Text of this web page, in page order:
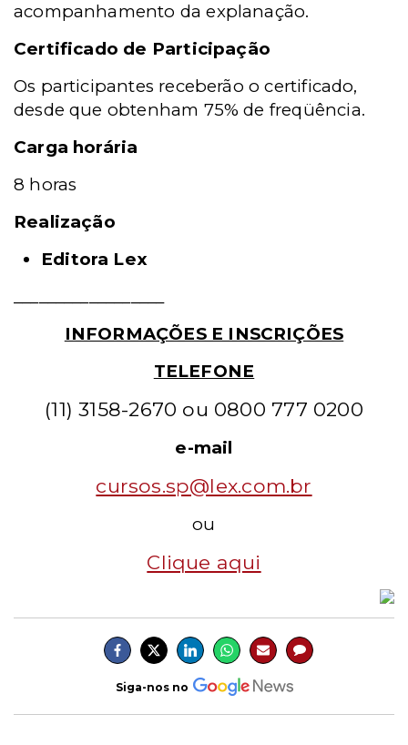
acompanhamento da explanação.
Certificado de Participação
Os participantes receberão o certificado,
desde que obtenham 75% de freqüência.
Carga horária
8 horas
Realização
Editora Lex
INFORMAÇÕES E INSCRIÇÕES
TELEFONE
(11) 3158-2670 ou 0800 777 0200
e-mail
cursos.sp@lex.com.br
ou
Clique aqui
Siga-nos no